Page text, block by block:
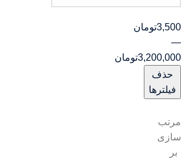
3,500تومان
—
3,200,000تومان
حذف
فیلترها
مرتب
سازی
بر